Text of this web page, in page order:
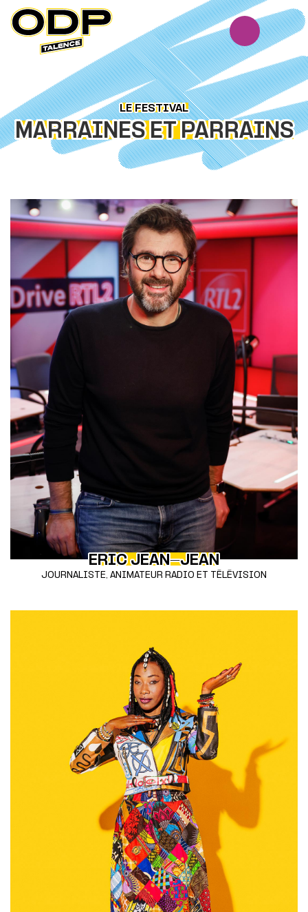
LE FESTIVAL
MARRAINES ET PARRAINS
ERIC JEAN-JEAN
JOURNALISTE, ANIMATEUR RADIO ET TÉLÉVISION
Panneau de gestion des cookies